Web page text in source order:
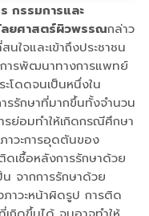
กรรมการและ
ลยศาสตร์ผิวพรรณกล่าว
ใจและเข้าถึงประชาชน
การพัฒนาทางการแพทย์
ะโดดจนเป็นหนึ่งใน
รรักษาที่มากขึ้นทั้งจำนวน
ย่อมทำให้เกิดกรณีศึกษา
าวะการอุดตันของ
ดเชื้อหลังการรักษาด้วย
น จากการรักษาด้วย
าวะหน้าผิดรูป การติด